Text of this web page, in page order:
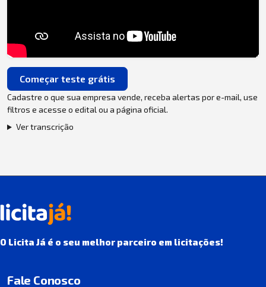
Começar teste grátis
Cadastre o que sua empresa vende, receba alertas por e-mail, use
filtros e acesse o edital ou a página oficial.
Ver transcrição
O Licita Já é o seu melhor parceiro em licitações!
Fale Conosco